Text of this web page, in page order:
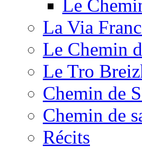
Le
La Via
Le Chemin
Le Tro
Chemin de
Chemin de
Récits